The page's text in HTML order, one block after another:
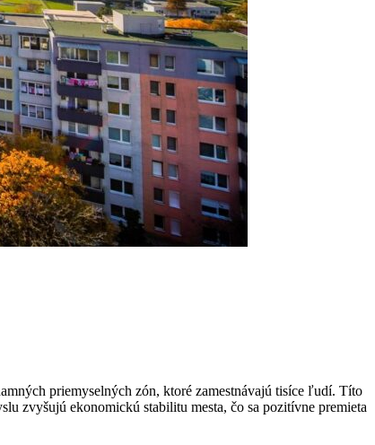
priemyselných zón, ktoré zamestnávajú tisíce ľudí. Títo
zvyšujú ekonomickú stabilitu mesta, čo sa pozitívne premieta